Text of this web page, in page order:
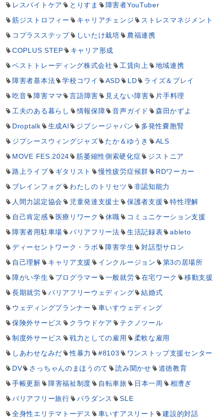
レスパイトケア
とりすま
障害者YouTuber
筋ジストロフィー
キャリアチェンジ
ストレスマネジメント
コプラスステップ
しいたけ栽培
農福連携
COPLUS STEP
キャリア形成
ベストトレーディング株式会社
工賃向上
地域連携
障害者基本法
学校コワイ ASD LD
ライズ＆プレイ
吃音
障害ママ 言語障害 見えない障害
片手料理
工夫のある暮らし
情報保障 音声ガイド
森田かずよ
Droptalk
生成AI ジプシージャパン
多発性嚢胞腎
ジプシースウィングジャズ
たか＆ゆうき
ALS
MOVE FES.2024
筋萎縮性側索硬化症
ジストニア
路上ライブ
ギタリスト 慢性疲労症候群
RDワーカー
ブレインフォグ
わたしのトリセツ
非認知能力
人間力認定協会
児童発達支援士 保護者支援
特性理解
自己肯定感
医療リワーク 休職
コミュニケーション支援
障害者用駐車場
バリアフリー法 生活記録表
ableto
ディーセントワーク・ラボ
障害学生
対話型サロン
自己理解
キャリア支援 インクルージョン
第3の居場所
障がい学生
プログラマー 一般就労 在宅ワーク
移動支援
長期就労
バリアフリーウェディング
結婚式
ウェディングプランナー
車いすウェディング
保険外サービス
クラウドケア
テクノツール
制度外サービス
戦力としての雇用
柔軟な雇用
しあわせなみだ
性暴力 #8103
ワンストップ支援センター
DV
さっちゃんのまほうのて 読み聞かせ
道徳教育
手帳更新
障害福祉制度 自転車旅 日本一周
相漕ぎ
バリアフリー旅行
パラダンス
SLE
全身性エリテマトーデス
車いすアスリート
建設的対話